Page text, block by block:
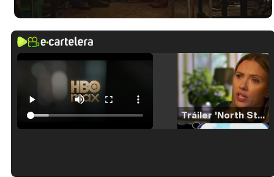
Tráiler 'North Star' (2023)